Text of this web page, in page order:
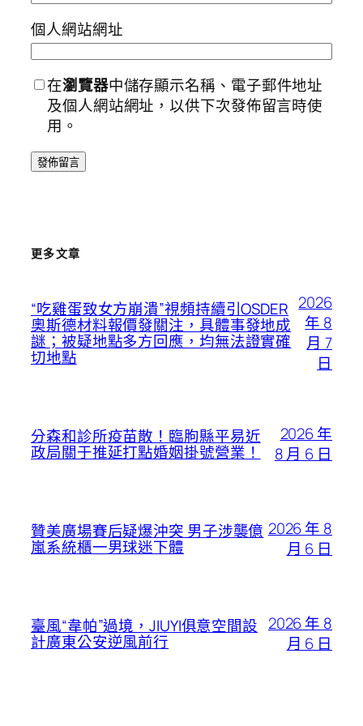
個人網站網址
在瀏覽器中儲存顯示名稱、電子郵件地址
及個人網站網址，以供下次發佈留言時使
用。
更多文章
“吃雞蛋致女方崩潰”視頻持續引OSDER
奧斯德材料報價發關注，具體事發地成
謎；被疑地點多方回應，均無法證實確
切地點
2026
年 8
月 7
日
分森和診所疫苗散！臨朐縣平易近
政局關于推延打點婚姻掛號營業！
2026 年
8 月 6 日
贊美廣場賽后疑爆沖突 男子涉襲億
嵐系統櫃一男球迷下體
2026 年 8
月 6 日
臺風“韋帕”過境，JIUYI俱意空間設
計廣東公安逆風前行
2026 年 8
月 6 日